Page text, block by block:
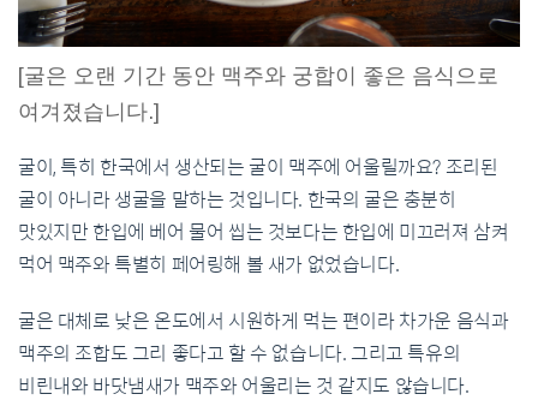
[굴은 오랜 기간 동안 맥주와 궁합이 좋은 음식으로
여겨졌습니다.]
굴이, 특히 한국에서 생산되는 굴이 맥주에 어울릴까요? 조리된
굴이 아니라 생굴을 말하는 것입니다. 한국의 굴은 충분히
맛있지만 한입에 베어 물어 씹는 것보다는 한입에 미끄러져 삼켜
먹어 맥주와 특별히 페어링해 볼 새가 없었습니다.
굴은 대체로 낮은 온도에서 시원하게 먹는 편이라 차가운 음식과
맥주의 조합도 그리 좋다고 할 수 없습니다. 그리고 특유의
비린내와 바닷냄새가 맥주와 어울리는 것 같지도 않습니다.